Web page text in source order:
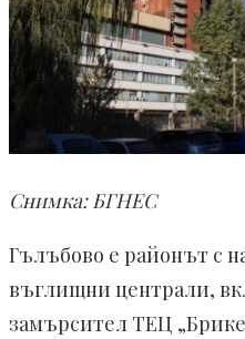
Снимка: БГНЕС
Гълъбово е районът с
въглищни централи,
замърсител ТЕЦ